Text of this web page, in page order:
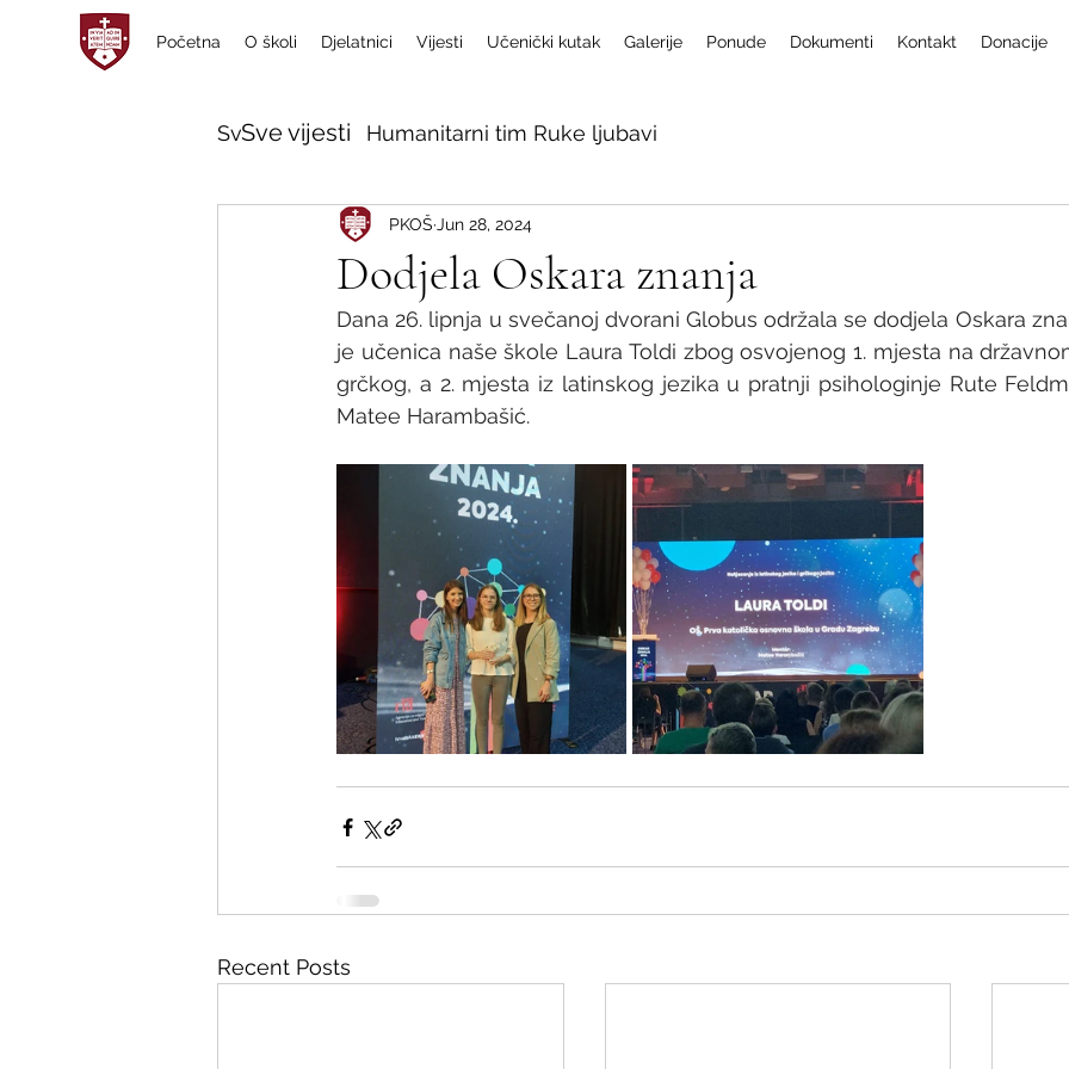
Početna O školi Djelatnici Vijesti Učenički kutak Galerije Ponude Dokumenti Kontakt Donacije
Sve vijesti Humanitarni tim Ruke ljubavi
Dodjela Oskara znanja
PKOŠ Jun 28, 2024
Dana 26. lipnja u svečanoj dvorani Globus održala se dodjela Oskara
je učenica naše škole Laura Toldi zbog osvojenog 1. mjesta na
grčkog, a 2. mjesta iz latinskog jezika u pratnji psihologinje Rute
Matee Harambašić.
Recent Posts
Sve vijesti